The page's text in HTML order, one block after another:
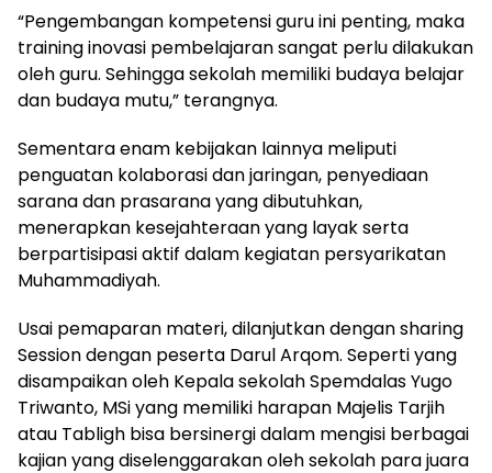
“Pengembangan kompetensi guru ini penting, maka
training inovasi pembelajaran sangat perlu dilakukan
oleh guru. Sehingga sekolah memiliki budaya belajar
dan budaya mutu,” terangnya.
Sementara enam kebijakan lainnya meliputi
penguatan kolaborasi dan jaringan, penyediaan
sarana dan prasarana yang dibutuhkan,
menerapkan kesejahteraan yang layak serta
berpartisipasi aktif dalam kegiatan persyarikatan
Muhammadiyah.
Usai pemaparan materi, dilanjutkan dengan sharing
Session dengan peserta Darul Arqom. Seperti yang
disampaikan oleh Kepala sekolah Spemdalas Yugo
Triwanto, MSi yang memiliki harapan Majelis Tarjih
atau Tabligh bisa bersinergi dalam mengisi berbagai
kajian yang diselenggarakan oleh sekolah para juara